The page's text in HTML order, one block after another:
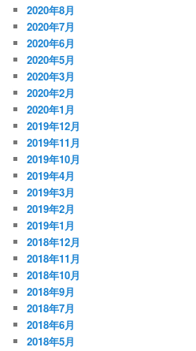
2020年8月
2020年7月
2020年6月
2020年5月
2020年3月
2020年2月
2020年1月
2019年12月
2019年11月
2019年10月
2019年4月
2019年3月
2019年2月
2019年1月
2018年12月
2018年11月
2018年10月
2018年9月
2018年7月
2018年6月
2018年5月